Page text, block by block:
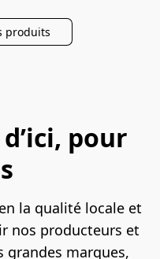
produits
pour
la qualité locale et
nos producteurs et
grandes marques,